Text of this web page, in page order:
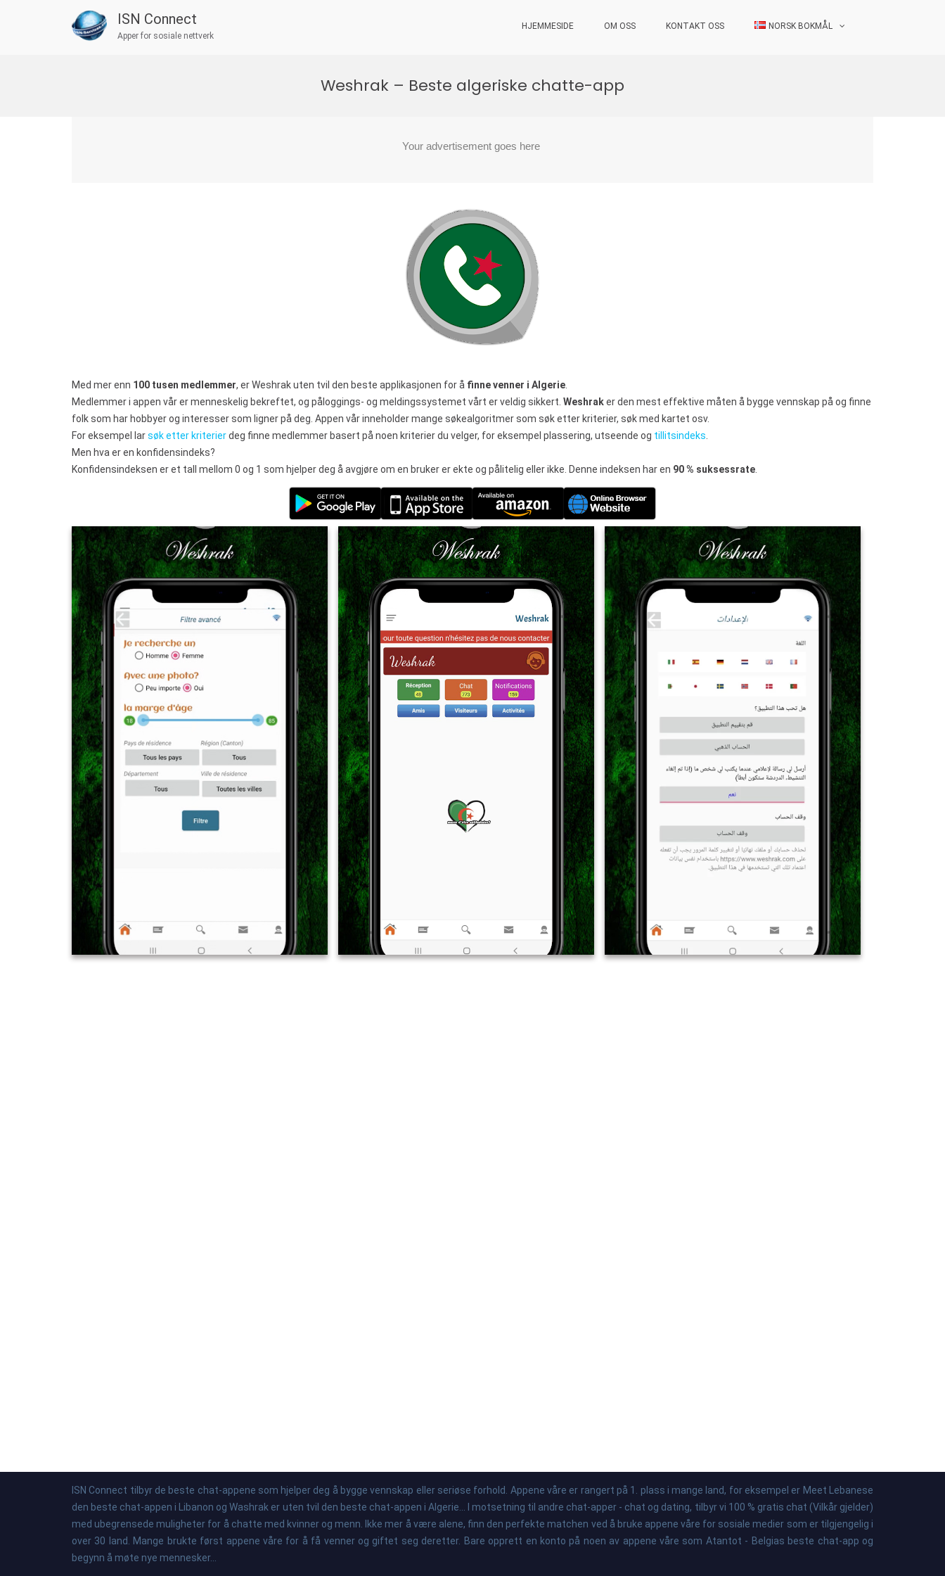
ISN Connect
Apper for sosiale nettverk
HJEMMESIDE OM OSS KONTAKT OSS NORSK BOKMÅL
Weshrak – Beste algeriske chatte-app
Med mer enn 100 tusen medlemmer, er Weshrak uten tvil den beste applikasjonen for å finne venner i Algerie
Medlemmer i appen vår er menneskelig bekreftet, og påloggings- og meldingssystemet vårt er veldig sikkert. Weshraker den mest effektive måten å bygge vennskap på og finne
folk som har hobbyer og interesser som ligner på deg. Appen vår inneholder mange søkealgoritmer som søk etter kriterier, søk med kartet osv.
For eksempel larsøk etter kriterierdeg finne medlemmer basert på noen kriterier du velger, for eksempel plassering, utseende og tillitsindeks
Men hva er en konfidensindeks?
Konfidensindeksen er et tall mellom 0 og 1 som hjelper deg å avgjøre om en bruker er ekte og pålitelig eller ikke. Denne indeksen har en 90 % suksessrate
ISN Connect tilbyr de beste chat-appene som hjelper deg å bygge vennskap eller seriøse forhold. Appene våre er rangert på 1. plass i mange land, for eksempel er Meet Lebanese
den beste chat-appen i Libanon og Washrak er uten tvil den beste chat-appen i Algerie... I motsetning til andre chat-apper - chat og dating, tilbyr vi 100 % gratis chat (Vilkår gjelder)
med ubegrensede muligheter for å chatte med kvinner og menn. Ikke mer å være alene, finn den perfekte matchen ved å bruke appene våre for sosiale medier som er tilgjengelig i
over 30 land. Mange brukte først appene våre for å få venner og giftet seg deretter. Bare opprett en konto på noen av appene våre som Atantot - Belgias beste chat-app og
begynn å møte nye mennesker...